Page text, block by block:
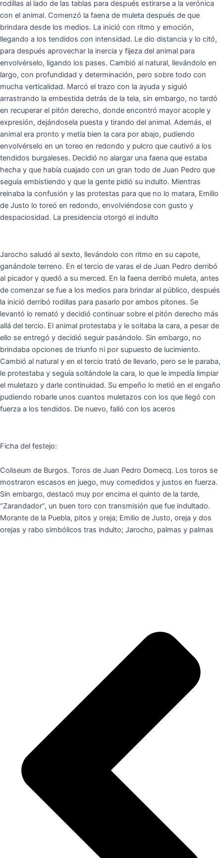
rodillas al lado de las tablas para después estirarse a la verónica
con el animal. Comenzó la faena de muleta después de que
brindara desde los medios. La inició con ritmo y emoción,
llegando a los tendidos con intensidad. Le dio distancia y lo citó,
para después aprovechar la inercia y fijeza del animal para
envolvérselo, ligando los pases. Cambió al natural, llevándolo en
largo, con profundidad y determinación, pero sobre todo con
mucha verticalidad. Marcó el trazo con la ayuda y siguió
arrastrando la embestida detrás de la tela, sin embargo, no tardó
en recuperar el pitón derecho, donde encontró mayor acople y
expresión, dejándosela puesta y tirando del animal. Además, el
animal era pronto y metía bien la cara por abajo, pudiendo
envolvérselo en un toreo en redondo y pulcro que cautivó a los
tendidos burgaleses. Decidió no alargar una faena que estaba
hecha y que había cuajado con un gran todo de Juan Pedro que
seguía embistiendo y que la gente pidió su indulto. Mientras
reinaba la confusión y las protestas para que no lo matara, Emilio
de Justo lo toreó en redondo, envolviéndose con gusto y
despaciosidad. La presidencia otorgó el indulto
Jarocho saludó al sexto, llevándolo con ritmo en su capote,
ganándole terreno. En el tercio de varas el de Juan Pedro derribó
al picador y quedó a su merced. En la faena derribó muleta, antes
de comenzar se fue a los medios para brindar al público, después
la inició derribó rodillas para pasarlo por ambos pitones. Se
levantó lo remató y decidió continuar sobre el pitón derecho más
allá del tercio. El animal protestaba y le soltaba la cara, a pesar de
ello se entregó y decidió seguir pasándolo. Sin embargo, no
brindaba opciones de triunfo ni por supuesto de lucimiento.
Cambió al natural y en el tercio trató de llevarlo, pero se le paraba,
le protestaba y seguía soltándole la cara, lo que le impedía limpiar
el muletazo y darle continuidad. Su empeño lo metió en el engaño
pudiendo robarle unos cuantos muletazos con los que llegó con
fuerza a los tendidos. De nuevo, falló con los aceros
Ficha del festejo:
Coliseum de Burgos. Toros de Juan Pedro Domecq. Los toros se
mostraron escasos en juego, muy comedidos y justos en fuerza.
Sin embargo, destacó muy por encima el quinto de la tarde,
“Zarandador”, un buen toro con transmisión que fue indultado.
Morante de la Puebla, pitos y oreja; Emilio de Justo, oreja y dos
orejas y rabo simbólicos tras indulto; Jarocho, palmas y palmas